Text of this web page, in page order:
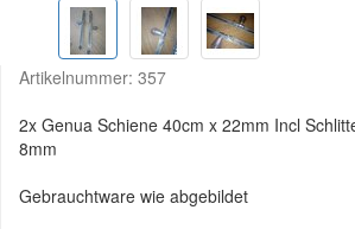
Artikelnummer: 357
2x Genua Schiene 40cm x 22mm Incl
8mm
Gebrauchtware wie abgebildet